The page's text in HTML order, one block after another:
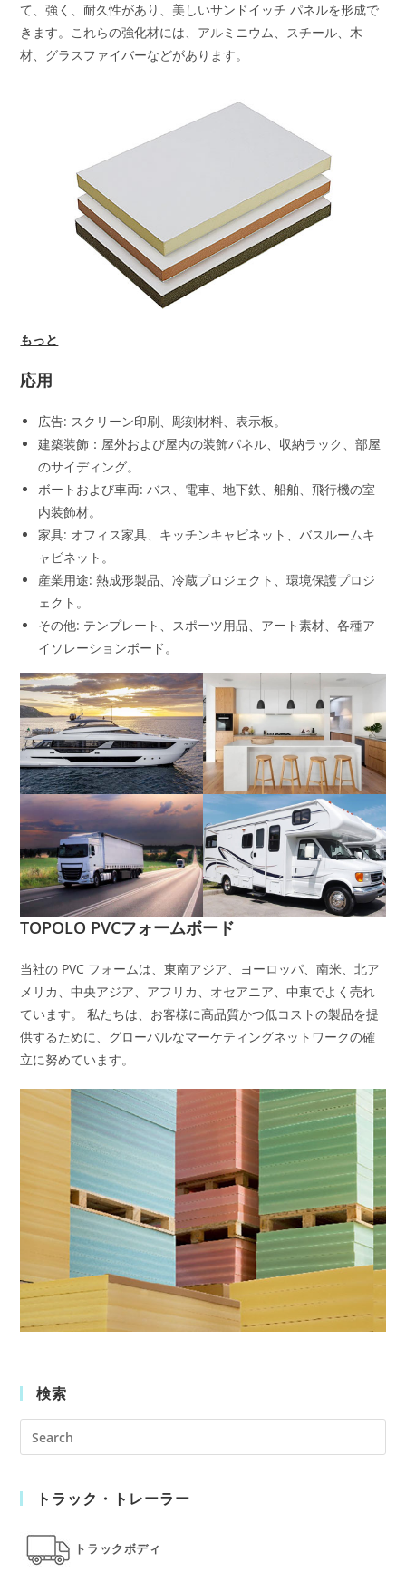
て、強く、耐久性があり、美しいサンドイッチ パネルを形成で
きます。これらの強化材には、アルミニウム、スチール、木
材、グラスファイバーなどがあります。
もっと
応用
広告: スクリーン印刷、彫刻材料、表示板。
建築装飾：屋外および屋内の装飾パネル、収納ラック、部屋
のサイディング。
ボートおよび車両: バス、電車、地下鉄、船舶、飛行機の室
内装飾材。
家具: オフィス家具、キッチンキャビネット、バスルームキ
ャビネット。
産業用途: 熱成形製品、冷蔵プロジェクト、環境保護プロジ
ェクト。
その他: テンプレート、スポーツ用品、アート素材、各種ア
イソレーションボード。
TOPOLO PVCフォームボード
当社の PVC フォームは、東南アジア、ヨーロッパ、南米、北ア
メリカ、中央アジア、アフリカ、オセアニア、中東でよく売れ
ています。 私たちは、お客様に高品質かつ低コストの製品を提
供するために、グローバルなマーケティングネットワークの確
立に努めています。
検索
トラック・トレーラー
トラックボディ